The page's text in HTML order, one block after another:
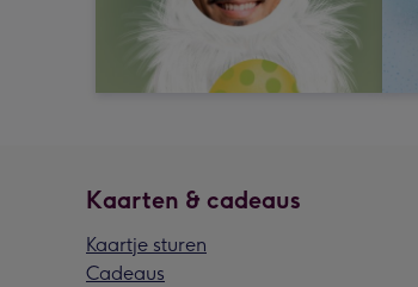
Kaarten & cadeaus
Kaartje sturen
Cadeaus